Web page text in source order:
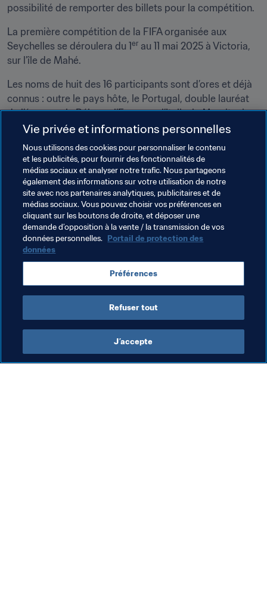
possibilité de remporter des billets pour la compétition.
La première compétition de la FIFA organisée aux
Seychelles se déroulera du 1 er au 11 mai 2025 à Victoria,
sur l’île de Mahé.
Les noms de huit des 16 participants sont d’ores et déjà
connus : outre le pays hôte, le Portugal, double lauréat
de l’épreuve, le Bélarus, l’Espagne, l’Italie, la Mauritanie,
le Sénégal et Tahiti seront de la partie. Huit autres
sélections valideront leur billet pour la phase finale à
l’issue de compétitions préliminaires aux Bahamas, au
Chili et en Thaïlande, qui livreront leur verdict en mars.
Cliquez ici pour demander des billets.
Thèmes en lien
Organisation Organisation Seychelles
CAF
Vie privée et informations personnelles
Nous utilisons des cookies pour personnaliser le contenu
et les publicités, pour fournir des fonctionnalités de
médias sociaux et analyser notre trafic. Nous partageons
également des informations sur votre utilisation de notre
site avec nos partenaires analytiques, publicitaires et de
médias sociaux. Vous pouvez choisir vos préférences en
cliquant sur les boutons de droite, et déposer une
demande d’opposition à la vente / la transmission de vos
données personnelles. Portail de protection des
données
Préférences
Refuser tout
J’accepte